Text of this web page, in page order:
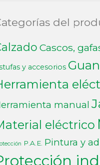
del
Cascos,
y accesorios
manual
eléctrico
P.A.E. Pintura y